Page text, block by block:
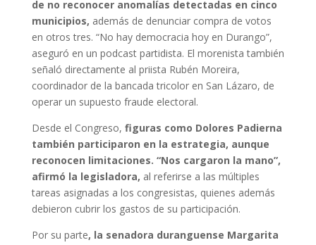
de no reconocer anomalías detectadas en cinco
municipios, además de denunciar compra de votos
en otros tres. “No hay democracia hoy en Durango”,
aseguró en un podcast partidista. El morenista también
señaló directamente al priista Rubén Moreira,
coordinador de la bancada tricolor en San Lázaro, de
operar un supuesto fraude electoral.
Desde el Congreso, figuras como Dolores Padierna
también participaron en la estrategia, aunque
reconocen limitaciones. “Nos cargaron la mano”,
afirmó la legisladora, al referirse a las múltiples
tareas asignadas a los congresistas, quienes además
debieron cubrir los gastos de su participación.
Por su parte, la senadora duranguense Margarita